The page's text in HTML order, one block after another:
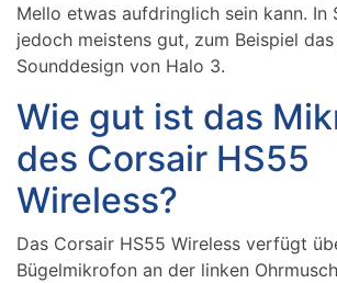
Mello etwas aufdringlich sein kann. In
jedoch meistens gut, zum Beispiel
Sounddesign von Halo 3.
Wie gut ist das
des Corsair HS55
Wireless?
Das Corsair HS55 Wireless verfügt
Bügelmikrofon an der linken